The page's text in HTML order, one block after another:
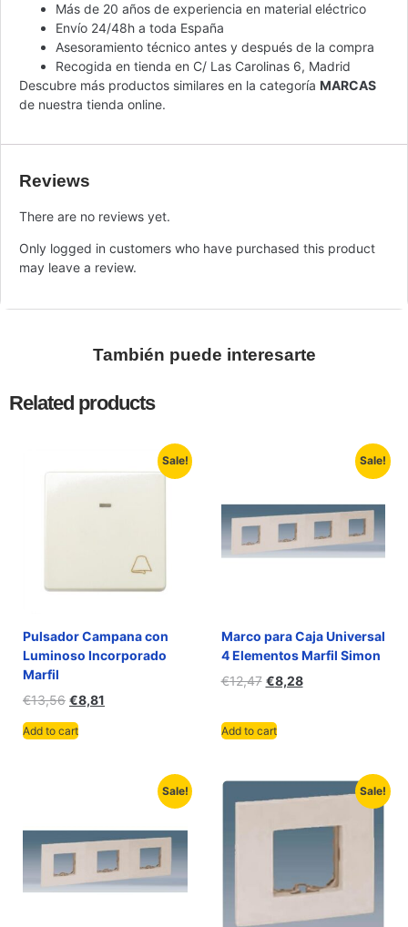
Más de 20 años de experiencia en material eléctrico
Envío 24/48h a toda España
Asesoramiento técnico antes y después de la compra
Recogida en tienda en C/ Las Carolinas 6, Madrid
Descubre más productos similares en la categoría MARCAS
de nuestra tienda online.
Reviews
There are no reviews yet.
Only logged in customers who have purchased this product
may leave a review.
También puede interesarte
Related products
Sale!
Pulsador Campana con
Luminoso Incorporado
Marfil
€13,56 €8,81
Add to cart
Sale!
Marco para Caja Universal
4 Elementos Marfil Simon
€12,47 €8,28
Add to cart
Sale! Sale!